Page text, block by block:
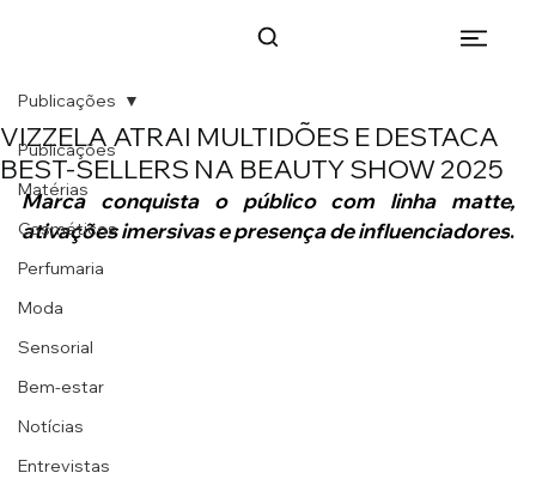
Publicações
Matérias
Cosméticos
Perfumaria
Moda
Sensorial
Bem-estar
Notícias
Entrevistas
Publicações
VIZZELA ATRAI MULTIDÕES E DESTACA
BEST-SELLERS NA BEAUTY SHOW 2025
Marca conquista o público com linha matte,
ativações imersivas e presença de influenciadores.